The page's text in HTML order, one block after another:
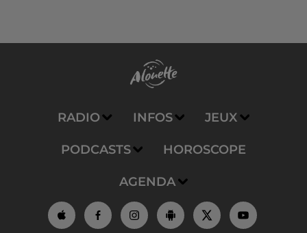
RADIO INFOS JEUX
PODCASTS HOROSCOPE
AGENDA